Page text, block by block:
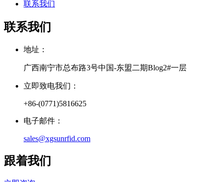
联系我们
联系我们
地址：
广西南宁市总布路3号中国-东盟二期Blog2#一层
立即致电我们：
+86-(0771)5816625
电子邮件：
sales@xgsunrfid.com
跟着我们